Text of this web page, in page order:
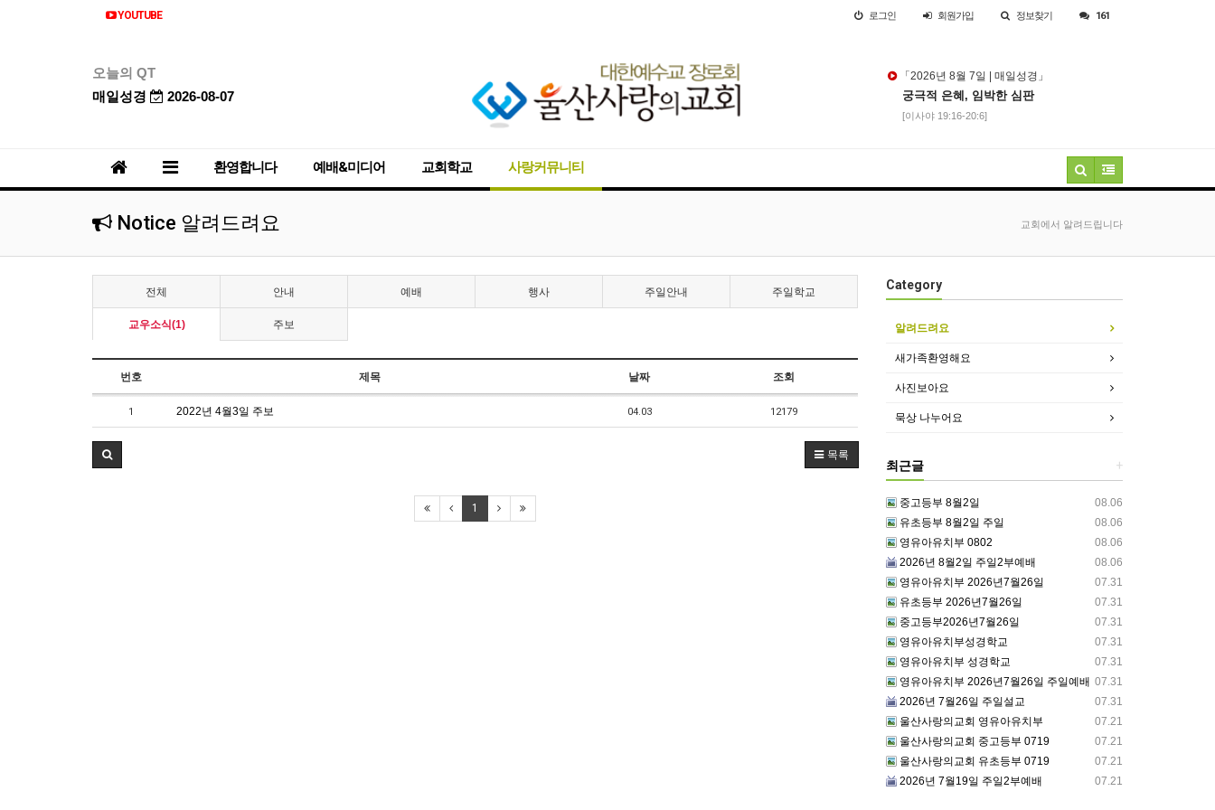
YOUTUBE 로그인 회원가입 정보찾기 161
오늘의 QT
매일성경
2026-08-07
「2026년 8월 7일 | 매일성경」
궁극적 은혜, 임박한 심판
[이사야 19:16-20:6]
환영합니다 예배&미디어 교회학교 사랑커뮤니티
Notice 알려드려요 교회에서 알려드립니다
전체 안내 예배 행사 주일안내 주일학교
교우소식(1) 주보
번호 제목 날짜 조회
1 2022년 4월3일 주보 04.03 12179
목록
1
Category
알려드려요
새가족환영해요
사진보아요
묵상 나누어요
+
최근글
08.06
중고등부 8월2일
08.06
유초등부 8월2일 주일
08.06
영유아유치부 0802
08.06
2026년 8월2일 주일2부예배
07.31
영유아유치부 2026년7월26일
07.31
유초등부 2026년7월26일
07.31
중고등부2026년7월26일
07.31
영유아유치부성경학교
07.31
영유아유치부 성경학교
07.31
영유아유치부 2026년7월26일 주일예배
07.31
2026년 7월26일 주일설교
07.21
울산사랑의교회 영유아유치부
07.21
울산사랑의교회 중고등부 0719
07.21
울산사랑의교회 유초등부 0719
07.21
2026년 7월19일 주일2부예배